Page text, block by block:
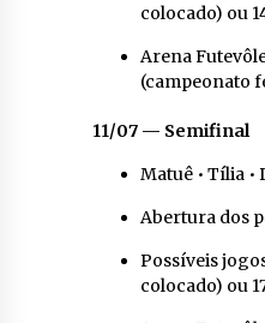
colocado) ou
Arena
(campeonato
11/07 — Semifinal
Matuê • Tília •
Abertura dos
Possíveis
colocado) ou